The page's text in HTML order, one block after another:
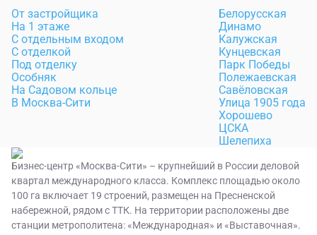
От застройщика
На 1 этаже
С отдельным входом
С отделкой
Под отделку
Особняк
На Садовом кольце
В Москва-Сити
Белорусская
Динамо
Калужская
Кунцевская
Парк Победы
Полежаевская
Савёловская
Улица 1905 года
Хорошево
ЦСКА
Шелепиха
Бизнес-центр «Москва-Сити» – крупнейший в России деловой
квартал международного класса. Комплекс площадью около
100 га включает 19 строений, размещен на Пресненской
набережной, рядом с ТТК. На территории расположены две
станции метрополитена: «Международная» и «Выставочная».